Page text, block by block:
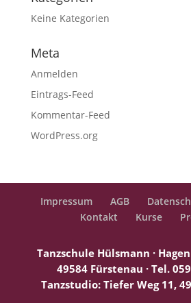
Keine Kategorien
Meta
Anmelden
Eintrags-Feed
Kommentar-Feed
WordPress.org
Impressum AGB
Kontakt
Kurse
Tanzschule Hülsmann ·
49584 Fürstenau · Tel.
Tanzstudio: Tiefer Weg 11,